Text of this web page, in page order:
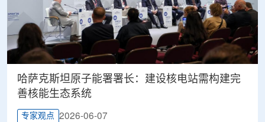
哈萨克斯坦原子能署署长：建设核电站需构建完
善核能生态系统
专家观点 2026-06-07